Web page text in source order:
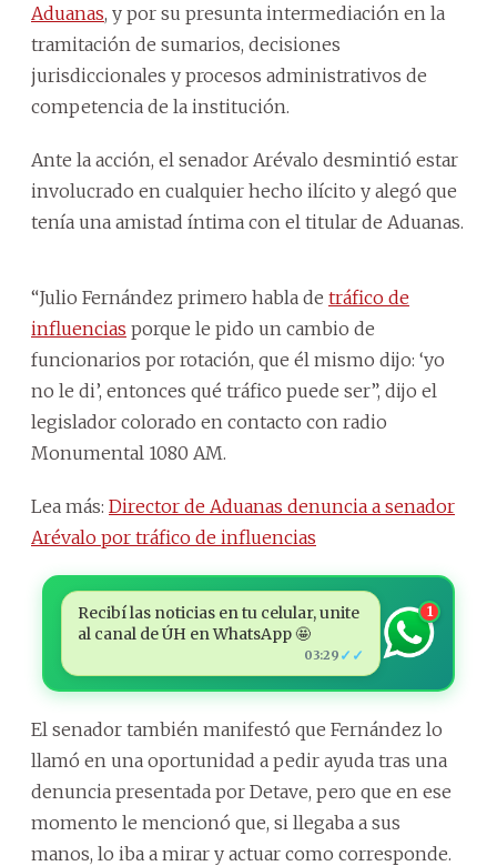
Aduanas, y por su presunta intermediación en la
tramitación de sumarios, decisiones
jurisdiccionales y procesos administrativos de
competencia de la institución.
Ante la acción, el senador Arévalo desmintió estar
involucrado en cualquier hecho ilícito y alegó que
tenía una amistad íntima con el titular de Aduanas.
“Julio Fernández primero habla de tráfico de
influencias porque le pido un cambio de
funcionarios por rotación, que él mismo dijo: ‘yo
no le di’, entonces qué tráfico puede ser”, dijo el
legislador colorado en contacto con radio
Monumental 1080 AM.
Lea más: Director de Aduanas denuncia a senador
Arévalo por tráfico de influencias
Recibí las noticias en tu celular, unite
al canal de ÚH en WhatsApp 🤩
03:29 ✓✓
1
El senador también manifestó que Fernández lo
llamó en una oportunidad a pedir ayuda tras una
denuncia presentada por Detave, pero que en ese
momento le mencionó que, si llegaba a sus
manos, lo iba a mirar y actuar como corresponde.